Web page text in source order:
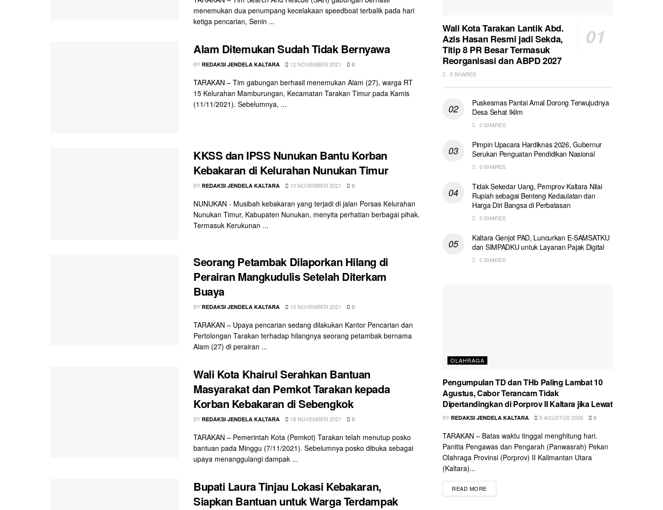
menemukan dua penumpang kecelakaan speedboat terbalik pada hari
ketiga pencarian, Senin ...
Alam Ditemukan Sudah Tidak Bernyawa
BY REDAKSI JENDELA KALTARA 12 NOVEMBER 2021 0
TARAKAN – Tim gabungan berhasil menemukan Alam (27), warga RT
15 Kelurahan Mamburungan, Kecamatan Tarakan Timur pada Kamis
(11/11/2021). Sebelumnya, ...
KKSS dan IPSS Nunukan Bantu Korban
Kebakaran di Kelurahan Nunukan Timur
BY REDAKSI JENDELA KALTARA 10 NOVEMBER 2021 0
NUNUKAN - Musibah kebakaran yang terjadi di jalan Porsas Kelurahan
Nunukan Timur, Kabupaten Nunukan, menyita perhatian berbagai pihak.
Termasuk Kerukunan ...
Seorang Petambak Dilaporkan Hilang di
Perairan Mangkudulis Setelah Diterkam
Buaya
BY REDAKSI JENDELA KALTARA 10 NOVEMBER 2021 0
TARAKAN – Upaya pencarian sedang dilakukan Kantor Pencarian dan
Pertolongan Tarakan terhadap hilangnya seorang petambak bernama
Alam (27) di perairan ...
Wali Kota Khairul Serahkan Bantuan
Masyarakat dan Pemkot Tarakan kepada
Korban Kebakaran di Sebengkok
BY REDAKSI JENDELA KALTARA 18 NOVEMBER 2021 0
TARAKAN – Pemerintah Kota (Pemkot) Tarakan telah menutup posko
bantuan pada Minggu (7/11/2021). Sebelumnya posko dibuka sebagai
upaya menanggulangi dampak ...
Bupati Laura Tinjau Lokasi Kebakaran,
Siapkan Bantuan untuk Warga Terdampak
Wali Kota Tarakan Lantik Abd.
Azis Hasan Resmi jadi Sekda,
Titip 8 PR Besar Termasuk
Reorganisasi dan ABPD 2027
0 SHARES
Puskesmas Pantai Amal Dorong Terwujudnya
Desa Sehat Iklim
0 SHARES
Pimpin Upacara Hardiknas 2026, Gubernur
Serukan Penguatan Pendidikan Nasional
0 SHARES
Tidak Sekedar Uang, Pemprov Kaltara Nilai
Rupiah sebagai Benteng Kedaulatan dan
Harga Diri Bangsa di Perbatasan
0 SHARES
Kaltara Genjot PAD, Luncurkan E-SAMSATKU
dan SIMPADKU untuk Layanan Pajak Digital
0 SHARES
OLAHRAGA
Pengumpulan TD dan THb Paling Lambat 10
Agustus, Cabor Terancam Tidak
Dipertandingkan di Porprov II Kaltara jika Lewat
BY REDAKSI JENDELA KALTARA 9 AGUSTUS 2026 0
TARAKAN – Batas waktu tinggal menghitung hari.
Panitia Pengawas dan Pengarah (Panwasrah) Pekan
Olahraga Provinsi (Porprov) II Kalimantan Utara
(Kaltara)...
READ MORE